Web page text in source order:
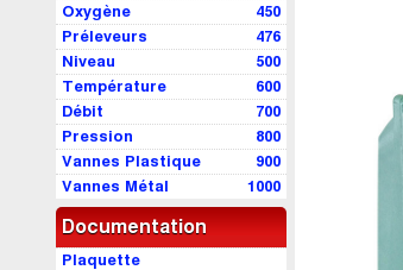
450
Oxygène
476
Préleveurs
500
Niveau
600
Température
700
Débit
800
Pression
900
Vannes Plastique
1000
Vannes Métal
Documentation
Plaquette